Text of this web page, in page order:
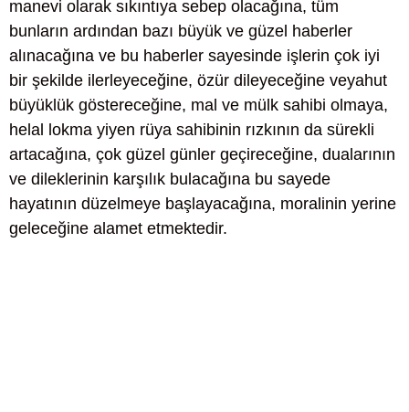
manevi olarak sıkıntıya sebep olacağına, tüm
bunların ardından bazı büyük ve güzel haberler
alınacağına ve bu haberler sayesinde işlerin çok iyi
bir şekilde ilerleyeceğine, özür dileyeceğine veyahut
büyüklük göstereceğine, mal ve mülk sahibi olmaya,
helal lokma yiyen rüya sahibinin rızkının da sürekli
artacağına, çok güzel günler geçireceğine, dualarının
ve dileklerinin karşılık bulacağına bu sayede
hayatının düzelmeye başlayacağına, moralinin yerine
geleceğine alamet etmektedir.